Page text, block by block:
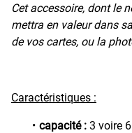
Cet accessoire, dont le
mettra en valeur dans
de vos cartes, ou la
Caractéristiques :
capacité : 3 voire